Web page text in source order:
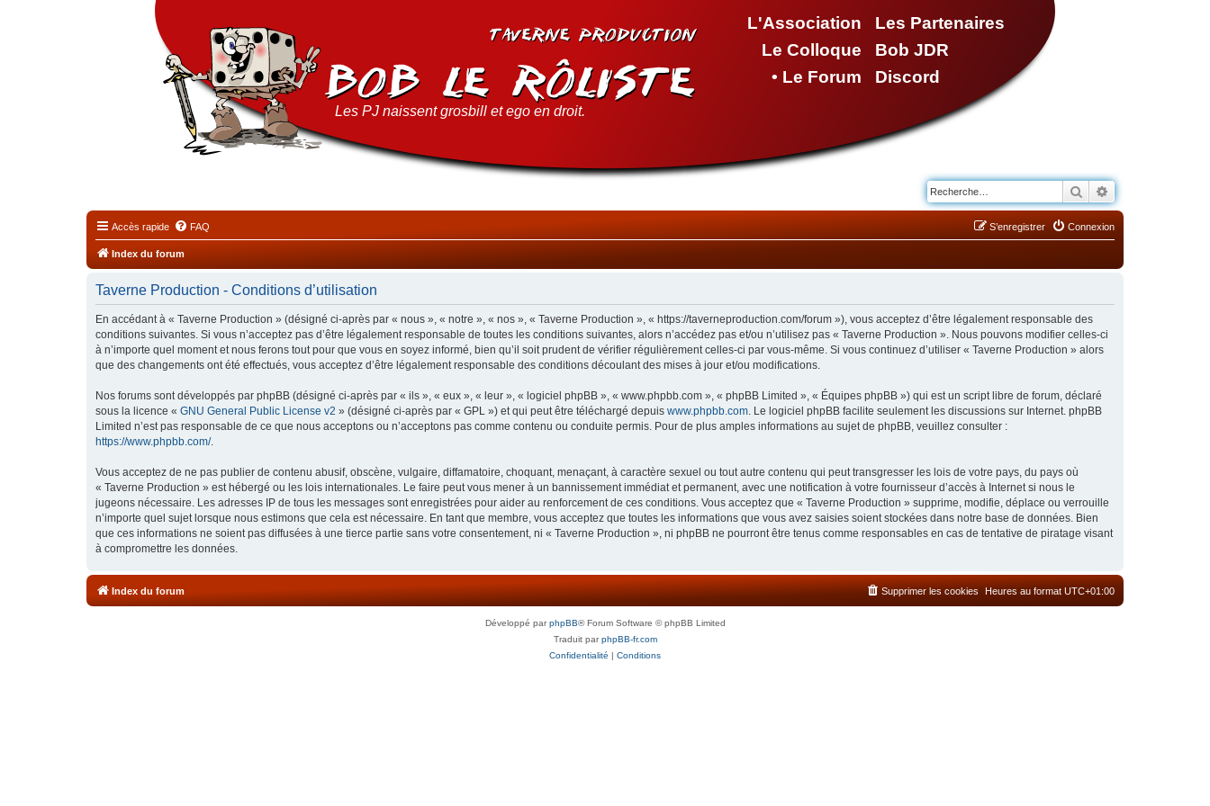
L'Association
Le Colloque
• Le Forum
Les Partenaires
Bob JDR
Discord
Les PJ naissent grosbill et ego en droit.
Rechercher
Accès rapide FAQ Connexion
S’enregistrer
Index du forum
Taverne Production - Conditions d’utilisation
En accédant à « Taverne Production » (désigné ci-après par « nous », « notre », « nos », « Taverne Production », « https://taverneproduction.com/forum »), vous acceptez d’être légalement responsable des
conditions suivantes. Si vous n’acceptez pas d’être légalement responsable de toutes les conditions suivantes, alors n’accédez pas et/ou n’utilisez pas « Taverne Production ». Nous pouvons modifier celles-ci
à n’importe quel moment et nous ferons tout pour que vous en soyez informé, bien qu’il soit prudent de vérifier régulièrement celles-ci par vous-même. Si vous continuez d’utiliser « Taverne Production » alors
que des changements ont été effectués, vous acceptez d’être légalement responsable des conditions découlant des mises à jour et/ou modifications.
Nos forums sont développés par phpBB (désigné ci-après par « ils », « eux », « leur », « logiciel phpBB », « www.phpbb.com », « phpBB Limited », « Équipes phpBB ») qui est un script libre de forum, déclaré
sous la licence « GNU General Public License v2 » (désigné ci-après par « GPL ») et qui peut être téléchargé depuis www.phpbb.com. Le logiciel phpBB facilite seulement les discussions sur Internet. phpBB
Limited n’est pas responsable de ce que nous acceptons ou n’acceptons pas comme contenu ou conduite permis. Pour de plus amples informations au sujet de phpBB, veuillez consulter :
https://www.phpbb.com/.
Vous acceptez de ne pas publier de contenu abusif, obscène, vulgaire, diffamatoire, choquant, menaçant, à caractère sexuel ou tout autre contenu qui peut transgresser les lois de votre pays, du pays où
« Taverne Production » est hébergé ou les lois internationales. Le faire peut vous mener à un bannissement immédiat et permanent, avec une notification à votre fournisseur d’accès à Internet si nous le
jugeons nécessaire. Les adresses IP de tous les messages sont enregistrées pour aider au renforcement de ces conditions. Vous acceptez que « Taverne Production » supprime, modifie, déplace ou verrouille
n’importe quel sujet lorsque nous estimons que cela est nécessaire. En tant que membre, vous acceptez que toutes les informations que vous avez saisies soient stockées dans notre base de données. Bien
que ces informations ne soient pas diffusées à une tierce partie sans votre consentement, ni « Taverne Production », ni phpBB ne pourront être tenus comme responsables en cas de tentative de piratage visant
à compromettre les données.
Index du forum Heures au format UTC+01:00
Supprimer les cookies
Développé parphpBB® Forum Software © phpBB Limited
Traduit parphpBB-fr.com
Confidentialité | Conditions